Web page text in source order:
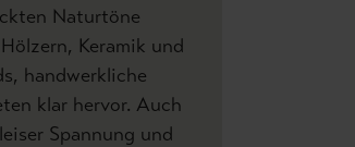
Naturtöne
Keramik und
handwerkliche
klar hervor. Auch
Spannung und